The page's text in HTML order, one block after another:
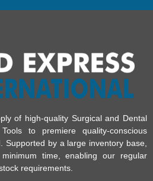
of high-quality Surgical and Dental
to premiere quality-conscious
Supported by a large inventory base,
time, enabling our regular
requirements.